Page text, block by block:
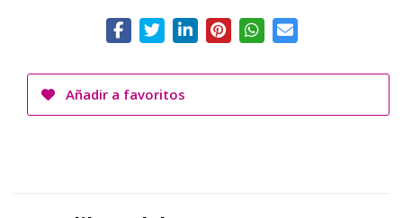
Añadir a favoritos